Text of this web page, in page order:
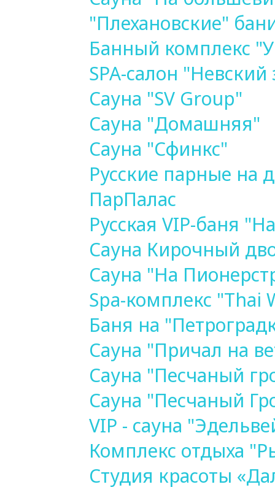
"Плехановские"
Банный комплекс
SPA-салон
Сауна "SV Group"
Сауна "Домашняя"
Сауна "Сфинкс"
Русские парные на
ПарПалас
Русская VIP-баня
Сауна Кирочный
Сауна "На
Spa-комплекс "Thai
Баня на
Сауна "Причал на
Сауна "Песчаный
Сауна "Песчаный
VIP - сауна
Комплекс отдыха
Студия красоты